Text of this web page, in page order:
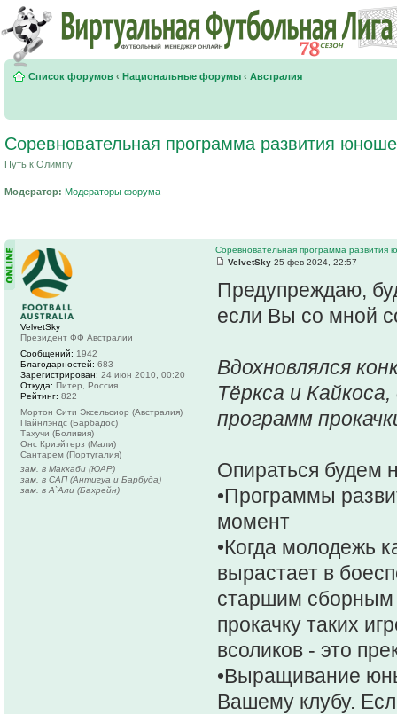
Список форумов ‹ Национальные форумы ‹ Австралия
Соревновательная программа развития
Путь к Олимпу
Модератор: Модераторы форума
Соревновательная программа развития
VelvetSky 25 фев 2024, 22:57
Предупреждаю,
если Вы со мной
Вдохновлялся
Тёркса и
программ
Опираться будем
•Программы
момент
•Когда молодежь
вырастает в
старшим сборным
прокачку таких
всоликов - это
•Выращивание
Вашему клубу.
VelvetSky
Президент ФФ Австралии
Сообщений: 1942
Благодарностей: 683
Зарегистрирован: 24 июн 2010, 00:20
Откуда: Питер, Россия
Рейтинг: 822
Мортон Сити Эксельсиор (Австралия)
Пайнлэндс (Барбадос)
Тахучи (Боливия)
Онс Криэйтерз (Мали)
Сантарем (Португалия)
зам. в Маккаби (ЮАР)
зам. в САП (Антигуа и Барбуда)
зам. в А`Али (Бахрейн)